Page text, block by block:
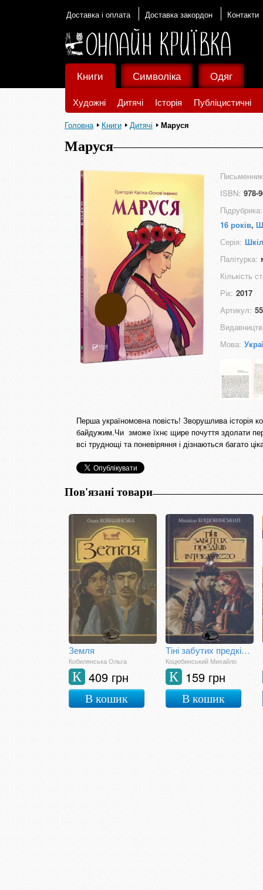
Доставка і оплата Доставка закордон Контакти
Книги
Художні Дитячі Історія Публіцистичні
Символіка Одяг
Головна Книги Дитячі Маруся
Маруся
ISBN: 978-
Підрубрика:
16 років,
Серія:
Палітурка:
Кількість
Рік: 2017
Артикул:
Мова:
Перша україномовна повість! Зворушлива історія
байдужим.Чи зможе їхнє щире почуття здолати
всі труднощі та поневіряння і дізнаються багато
Пов'язані товари
Земля
Кобилянська Ольга
409 грн
К
В кошик
Тіні забутих предків. Intermezzo
Коцюбинський Михайло
159 грн
К
В кошик